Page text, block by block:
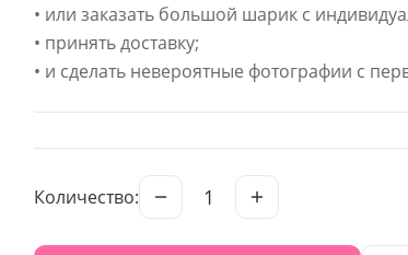
• или заказать большой шарик с
• принять доставку;
• и сделать невероятные фотографии с
Количество: 1